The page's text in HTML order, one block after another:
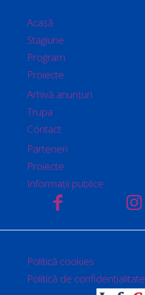
Acasă
Stagiune
Program
Proiecte
Arhivă anunțuri
Trupa
Contact
Parteneri
Proiecte
Informații publice
Politică cookies
Politică de confidențialitate